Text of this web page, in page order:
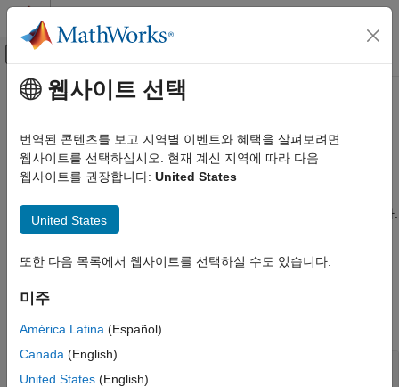
콘텐츠로 바로 가기
오프캔버스 탐색 메뉴 토글
문서 홈
Signal Processing Toolbox
측정 및 특징 추출
카테고리
기술 통계량
펄스 메트릭과 천이 메트릭
주요 콘텐츠
스펙트럼 측정값
채널 전력, 대역폭, 평균 주파수, 중앙 주파수, 고조파 왜곡
obw와 powerbw를 사용하여 신호에서 90% 점유 대역폭과 3dB
주파수를 계산합니다. 지정된 주파수 대역에서 전력을 추정합니다.
고조파 왜곡을 측정합니다. 순시 대역폭, 순시 주파수, 스펙트럼
함수
모두 확장
전력과 대역폭
웹사이트 선택
번역된 콘텐츠를 보고 지역별 이벤트와 혜택을 살펴보려면
웹사이트를 선택하십시오. 현재 계신 지역에 따라 다음
웹사이트를 권장합니다: United States
United States
또한 다음 목록에서 웹사이트를 선택하실 수도 있습니다.
미주
América Latina (Español)
Canada (English)
United States (English)